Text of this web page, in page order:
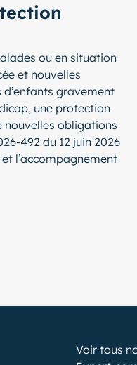
ou en situation
et nouvelles
gravement
une protection
nouvelles obligations
492 du 12 juin 2026
l’accompagnement
Voir tous